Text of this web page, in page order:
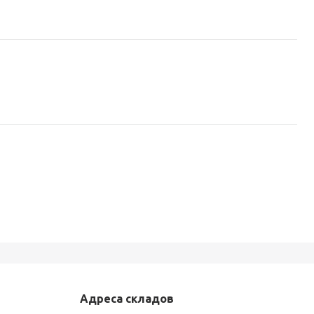
Адреса складов